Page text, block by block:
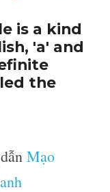
is a kind
'a' and
the
Mạo